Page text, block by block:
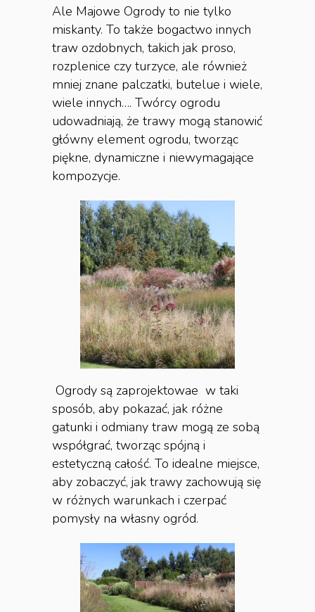
Ale Majowe Ogrody to nie tylko
miskanty. To także bogactwo innych
traw ozdobnych, takich jak proso,
rozplenice czy turzyce, ale również
mniej znane palczatki, butelue i wiele,
wiele innych…. Twórcy ogrodu
udowadniają, że trawy mogą stanowić
główny element ogrodu, tworząc
piękne, dynamiczne i niewymagające
kompozycje.
Ogrody są zaprojektowae w taki
sposób, aby pokazać, jak różne
gatunki i odmiany traw mogą ze sobą
współgrać, tworząc spójną i
estetyczną całość. To idealne miejsce,
aby zobaczyć, jak trawy zachowują się
w różnych warunkach i czerpać
pomysły na własny ogród.